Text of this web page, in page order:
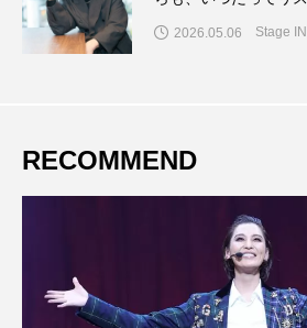
2026.05.06 Stage
RECOMMEND